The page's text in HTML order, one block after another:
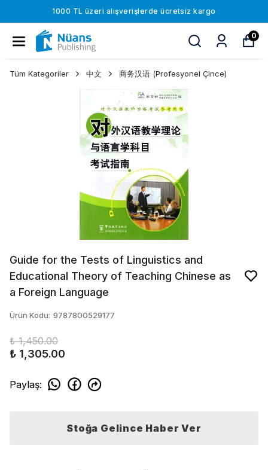
1000 TL üzeri alışverişlerde ücretsiz kargo
0
Tüm Kategoriler 中文 商务汉语 (Profesyonel Çince)
Guide for the Tests of Linguistics and
Educational Theory of Teaching Chinese as
a Foreign Language
Ürün Kodu: 9787800529177
₺ 1,450.00
₺ 1,305.00
Paylaş:
Stoğa Gelince Haber Ver